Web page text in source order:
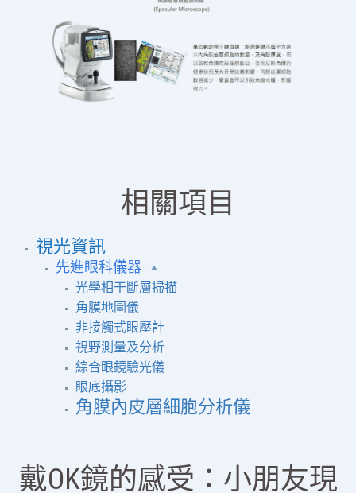
相關項目
視光資訊
先進眼科儀器
光學相干斷層掃描
角膜地圖儀
非接觸式眼壓計
視野測量及分析
綜合眼鏡驗光儀
眼底攝影
角膜內皮層細胞分析儀
戴OK鏡的感受：小朋友現